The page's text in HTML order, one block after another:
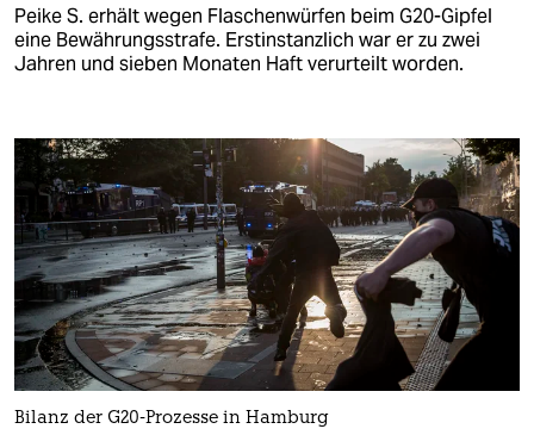
Peike S. erhält wegen Flaschenwürfen beim G20-Gipfel
eine Bewährungsstrafe. Erstinstanzlich war er zu zwei
Jahren und sieben Monaten Haft verurteilt worden.
Bilanz der G20-Prozesse in Hamburg